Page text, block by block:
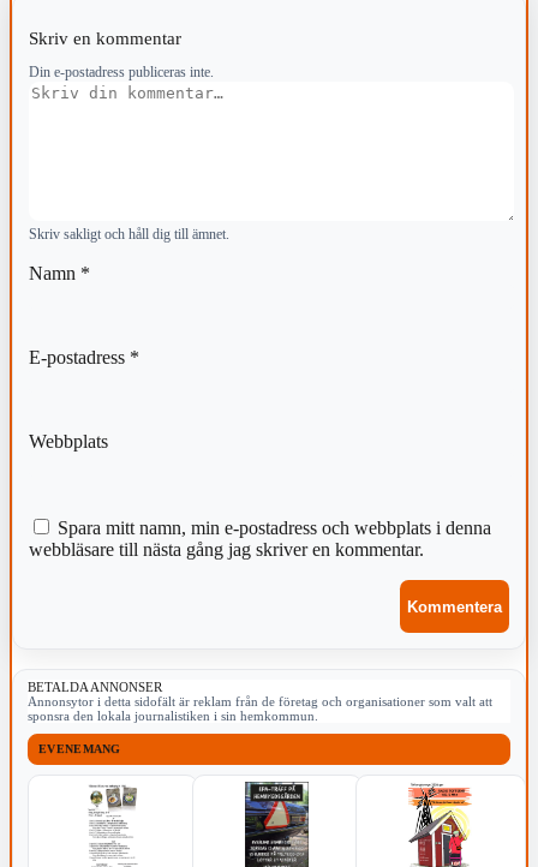
Skriv en kommentar
Din e-postadress publiceras inte.
Kommentar
Skriv sakligt och håll dig till ämnet.
Namn *
E-postadress *
Webbplats
Spara mitt namn, min e-postadress och webbplats i denna
webbläsare till nästa gång jag skriver en kommentar.
BETALDA ANNONSER
Annonsytor i detta sidofält är reklam från de företag och organisationer som valt att
sponsra den lokala journalistiken i sin hemkommun.
EVENEMANG